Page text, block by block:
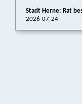
Stadt Herne: Rat
2026-07-24